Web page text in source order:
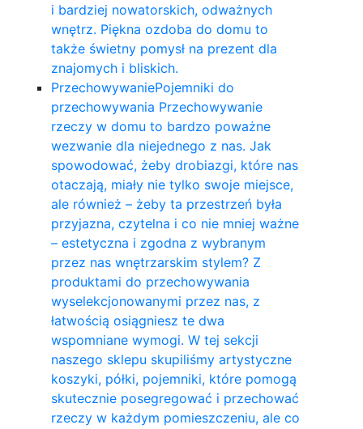
i bardziej nowatorskich, odważnych
wnętrz. Piękna ozdoba do domu to
także świetny pomysł na prezent dla
znajomych i bliskich.
PrzechowywaniePojemniki do
przechowywania Przechowywanie
rzeczy w domu to bardzo poważne
wezwanie dla niejednego z nas. Jak
spowodować, żeby drobiazgi, które nas
otaczają, miały nie tylko swoje miejsce,
ale również – żeby ta przestrzeń była
przyjazna, czytelna i co nie mniej ważne
– estetyczna i zgodna z wybranym
przez nas wnętrzarskim stylem? Z
produktami do przechowywania
wyselekcjonowanymi przez nas, z
łatwością osiągniesz te dwa
wspomniane wymogi. W tej sekcji
naszego sklepu skupiliśmy artystyczne
koszyki, półki, pojemniki, które pomogą
skutecznie posegregować i przechować
rzeczy w każdym pomieszczeniu, ale co